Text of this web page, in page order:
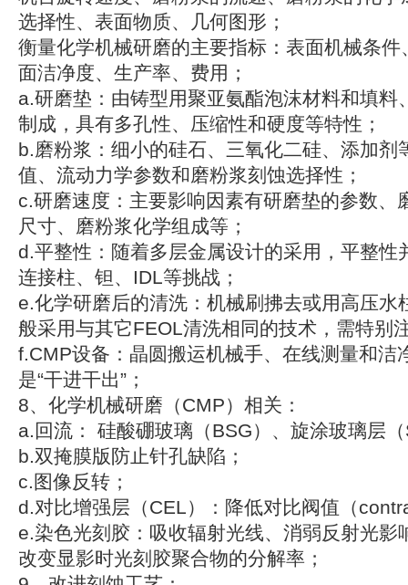
选择性、表面物质、几何图形；
衡量化学机械研磨的主要指标：表面机械条
面洁净度、生产率、费用；
a.研磨垫：由铸型用聚亚氨酯泡沫材料和填料
制成，具有多孔性、压缩性和硬度等特性；
b.磨粉浆：细小的硅石、三氧化二硅、添加剂
值、流动力学参数和磨粉浆刻蚀选择性；
c.研磨速度：主要影响因素有研磨垫的参数、
尺寸、磨粉浆化学组成等；
d.平整性：随着多层金属设计的采用，平整性
连接柱、钽、IDL等挑战；
e.化学研磨后的清洗：机械刷拂去或用高压水
般采用与其它FEOL清洗相同的技术，需特别
f.CMP设备：晶圆搬运机械手、在线测量和洁
是“干进干出”；
8、化学机械研磨（CMP）相关：
a.回流： 硅酸硼玻璃（BSG）、旋涂玻璃层
b.双掩膜版防止针孔缺陷；
c.图像反转；
d.对比增强层（CEL）：降低对比阀值（
e.染色光刻胶：吸收辐射光线、消弱反射光影
改变显影时光刻胶聚合物的分解率；